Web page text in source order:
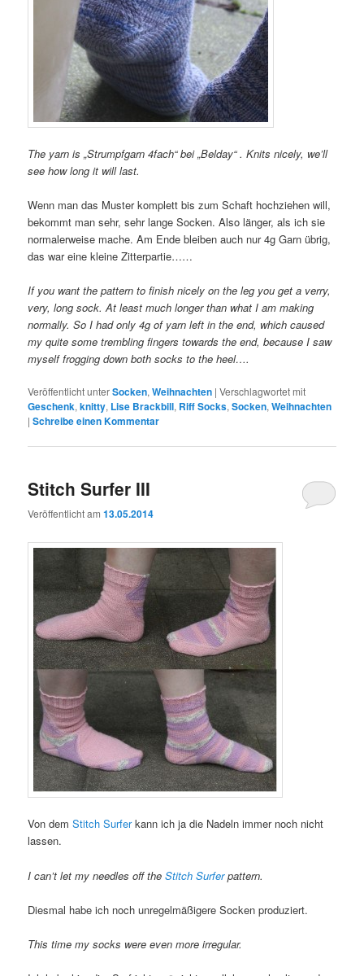
The yarn is „Strumpfgarn 4fach“ bei „Belday“ . Knits nicely, we’ll
see how long it will last.
Wenn man das Muster komplett bis zum Schaft hochziehen will,
bekommt man sehr, sehr lange Socken. Also länger, als ich sie
normalerweise mache. Am Ende bleiben auch nur 4g Garn übrig,
das war eine kleine Zitterpartie……
If you want the pattern to finish nicely on the leg you get a verry,
very, long sock. At least much longer than what I am making
normally. So I had only 4g of yarn left in the end, which caused
my quite some trembling fingers towards the end, because I saw
myself frogging down both socks to the heel….
Veröffentlicht unterSocken,Weihnachten |Verschlagwortet mit
Geschenk,knitty, Lise Brackbill, Riff Socks,Socken,Weihnachten
|Schreibe einen Kommentar
Stitch Surfer III
Veröffentlicht am13.05.2014
Von demStitch Surferkann ich ja die Nadeln immer noch nicht
lassen.
I can’t let my needles off theStitch Surferpattern.
Diesmal habe ich noch unregelmäßigere Socken produziert.
This time my socks were even more irregular.